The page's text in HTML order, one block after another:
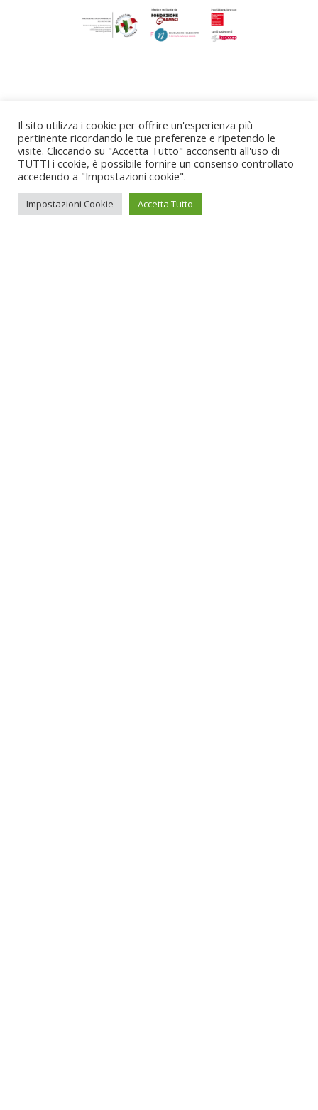
Il sito utilizza i cookie per offrire un'esperienza più
pertinente ricordando le tue preferenze e ripetendo le
visite. Cliccando su "Accetta Tutto" acconsenti all'uso di
TUTTI i ccokie, è possibile fornire un consenso controllato
accedendo a "Impostazioni cookie".
Impostazioni Cookie Accetta Tutto